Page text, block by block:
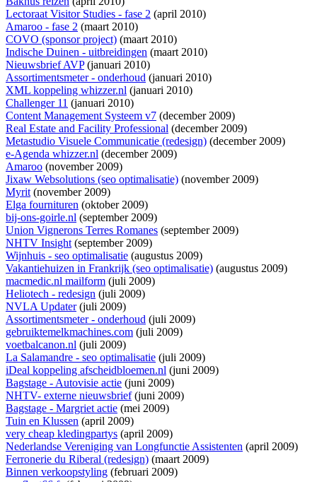
Lectoraat Visitor Studies - fase 2 (april 2010)
Amaroo - fase 2 (maart 2010)
COVO (sponsor project) (maart 2010)
Indische Duinen - uitbreidingen (maart 2010)
Nieuwsbrief AVP(januari 2010)
Assortimentsmeter - onderhoud (januari 2010)
XML koppeling whizzer.nl (januari 2010)
Challenger 11 (januari 2010)
Content Management Systeem v7 (december 2009)
Real Estate and Facility Professional (december 2009)
Metastudio Visuele Communicatie (redesign) (december 2009)
e-Agenda whizzer.nl (december 2009)
Amaroo (november 2009)
Jixaw Websolutions (seo optimalisatie) (november 2009)
Myrit(november 2009)
Elga fournituren (oktober 2009)
bij-ons-goirle.nl (september 2009)
Union Vignerons Terres Romanes (september 2009)
NHTV Insight(september 2009)
Wijnhuis - seo optimalisatie (augustus 2009)
Vakantiehuizen in Frankrijk (seo optimalisatie) (augustus 2009)
macmedic.nl mailform (juli 2009)
Heliotech - redesign (juli 2009)
NVLA Updater(juli 2009)
Assortimentsmeter - onderhoud (juli 2009)
gebruiktemelkmachines.com (juli 2009)
voetbalcanon.nl (juli 2009)
La Salamandre - seo optimalisatie (juli 2009)
iDeal koppeling afscheidbloemen.nl (juni 2009)
Bagstage - Autovisie actie (juni 2009)
NHTV- externe nieuwsbrief(juni 2009)
Bagstage - Margriet actie (mei 2009)
Tuin en Klussen (april 2009)
very cheap kledingpartys (april 2009)
Nederlandse Vereniging van Longfunctie Assistenten (april 2009)
Ferronerie du Riberal (redesign) (maart 2009)
Binnen verkoopstyling (februari 2009)